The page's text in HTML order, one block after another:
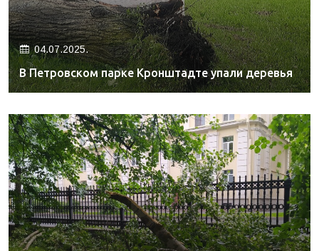
04.07.2025.
В Петровском парке Кронштадте упали деревья